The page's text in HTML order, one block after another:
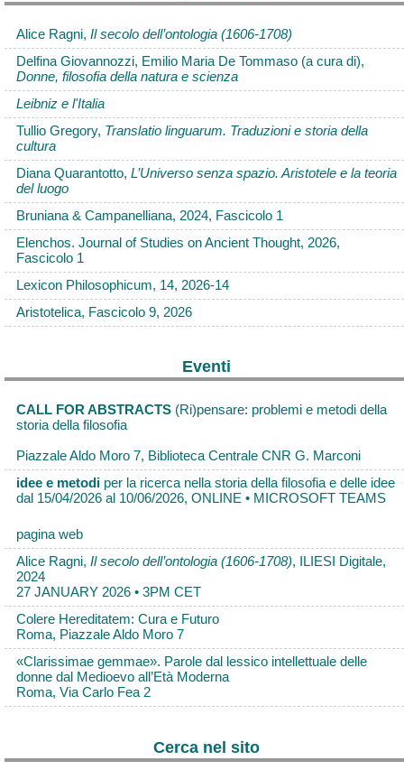
Alice Ragni, Il secolo dell’ontologia (1606-1708)
Delfina Giovannozzi, Emilio Maria De Tommaso (a cura di),
Donne, filosofia della natura e scienza
Leibniz e l'Italia
Tullio Gregory, Translatio linguarum. Traduzioni e storia della
cultura
Diana Quarantotto, L’Universo senza spazio. Aristotele e la teoria
del luogo
Bruniana & Campanelliana, 2024, Fascicolo 1
Elenchos. Journal of Studies on Ancient Thought, 2026,
Fascicolo 1
Lexicon Philosophicum, 14, 2026-14
Aristotelica, Fascicolo 9, 2026
Eventi
CALL FOR ABSTRACTS (Ri)pensare: problemi e metodi della
storia della filosofia
Piazzale Aldo Moro 7, Biblioteca Centrale CNR G. Marconi
idee e metodi per la ricerca nella storia della filosofia e delle idee
dal 15/04/2026 al 10/06/2026, ONLINE • MICROSOFT TEAMS
pagina web
Alice Ragni, Il secolo dell’ontologia (1606-1708), ILIESI Digitale,
2024
27 JANUARY 2026 • 3PM CET
Colere Hereditatem: Cura e Futuro
Roma, Piazzale Aldo Moro 7
«Clarissimae gemmae». Parole dal lessico intellettuale delle
donne dal Medioevo all’Età Moderna
Roma, Via Carlo Fea 2
Cerca nel sito